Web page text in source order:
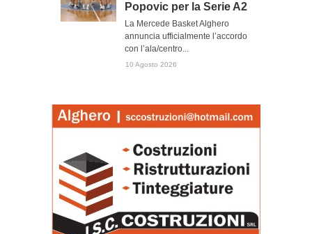
Popovic per la Serie A2
La Mercede Basket Alghero
annuncia ufficialmente l’accordo
con l’ala/centro...
10 Agosto 2026